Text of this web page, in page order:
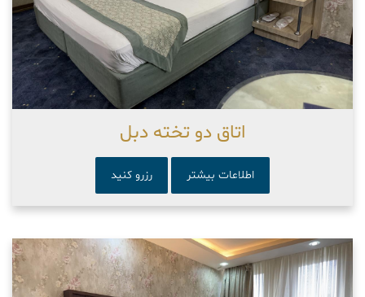
اتاق دو تخته دبل
رزرو کنید اطلاعات بیشتر